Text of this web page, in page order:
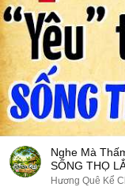
Nghe Mà
SỐNG THỌ
Hay Đêm
Hương Quê Kể